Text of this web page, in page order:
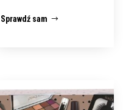
Sprawdź sam